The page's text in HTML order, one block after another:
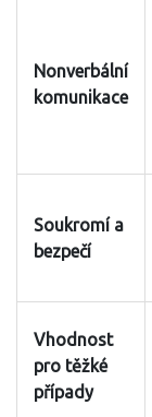
Nonverbální
komunikace
Soukromí a
bezpečí
Vhodnost
pro těžké
případy